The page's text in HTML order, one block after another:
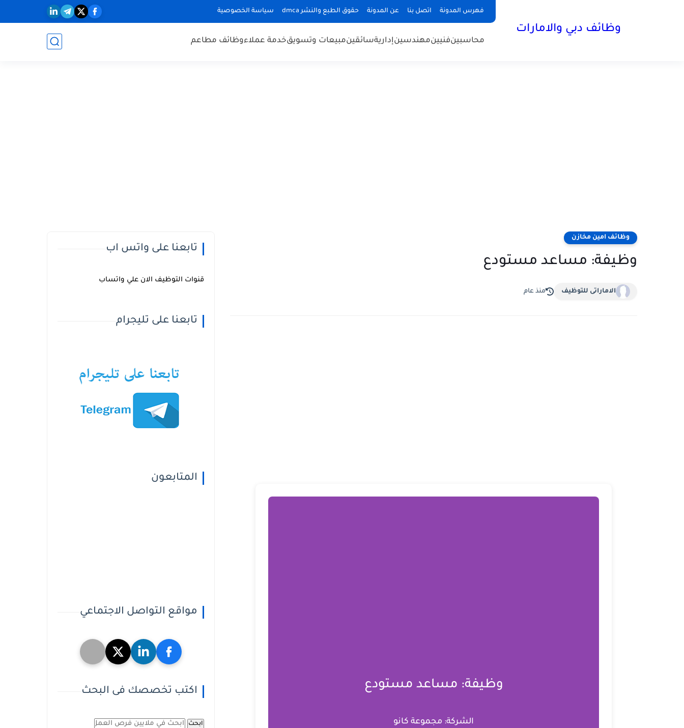
فهرس المدونة اتصل بنا عن المدونة حقوق الطبع والنشر dmca سياسة الخصوصية
وظائف دبي والامارات
محاسبينفنيينمهندسينإداريةسائقينمبيعات وتسويقخدمة عملاءوظائف مطاعم
وظائف امين مخازن
وظيفة: مساعد مستودع
الاماراتى للتوظيف منذ عام
وظيفة: مساعد مستودع
الشركة: مجموعة كانو
تابعنا على واتس اب
قنوات التوظيف الان علي واتساب
تابعنا على تليجرام
المتابعون
مواقع التواصل الاجتماعي
اكتب تخصصك فى البحث
ابحث